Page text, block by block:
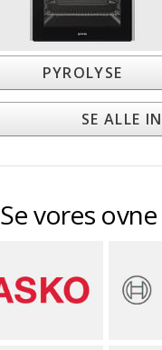
PYROLYSE
SE ALLE
Se vores